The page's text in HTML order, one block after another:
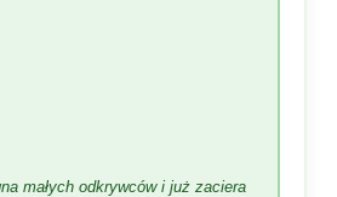
małych odkrywców i już zaciera